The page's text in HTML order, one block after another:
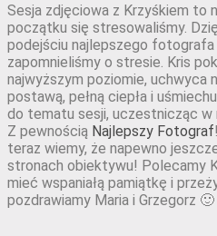
Sesja zdjęciowa z Krzyśkiem to
początku się stresowaliśmy.
podejściu najlepszego fotografa
zapomnieliśmy o stresie. Kris
najwyższym poziomie, uchwyca
postawą, pełną ciepła i
do tematu sesji, uczestnicząc w
Z pewnością Najlepszy Fotograf
teraz wiemy, że napewno
stronach obiektywu! Polecamy
mieć wspaniałą pamiątkę i
pozdrawiamy Maria i Grzegorz 🙂